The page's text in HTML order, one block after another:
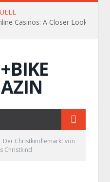
Casinos: A Closer Look
Der Christkindlemarkt von
Christkind